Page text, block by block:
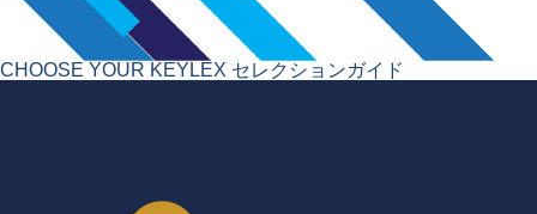
CHOOSE YOUR KEYLEX セレクションガイド